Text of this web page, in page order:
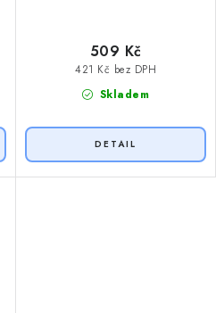
Skladem
421 Kč bez DPH
509 Kč